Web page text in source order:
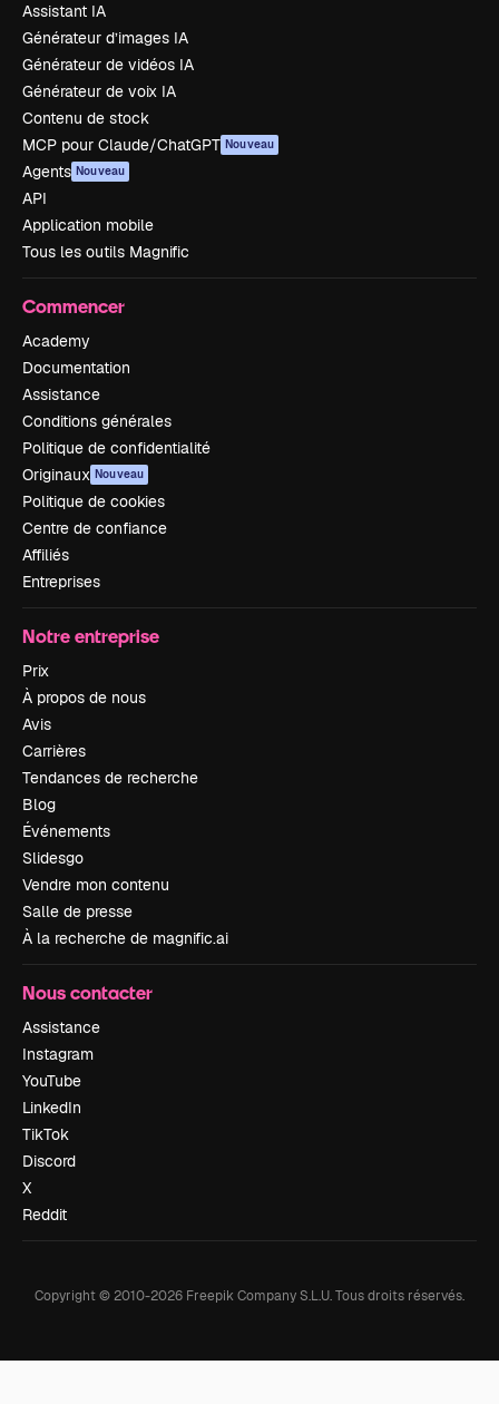
Assistant IA
Générateur d’images IA
Générateur de vidéos IA
Générateur de voix IA
Contenu de stock
MCP pour Claude/ChatGPT Nouveau
Agents Nouveau
API
Application mobile
Tous les outils Magnific
Commencer
Academy
Documentation
Assistance
Conditions générales
Politique de confidentialité
Originaux Nouveau
Politique de cookies
Centre de confiance
Affiliés
Entreprises
Notre entreprise
Prix
À propos de nous
Avis
Carrières
Tendances de recherche
Blog
Événements
Slidesgo
Vendre mon contenu
Salle de presse
À la recherche de magnific.ai
Nous contacter
Assistance
Instagram
YouTube
LinkedIn
TikTok
Discord
X
Reddit
Copyright © 2010-2026 Freepik Company S.L.U.Tous droits réservés.